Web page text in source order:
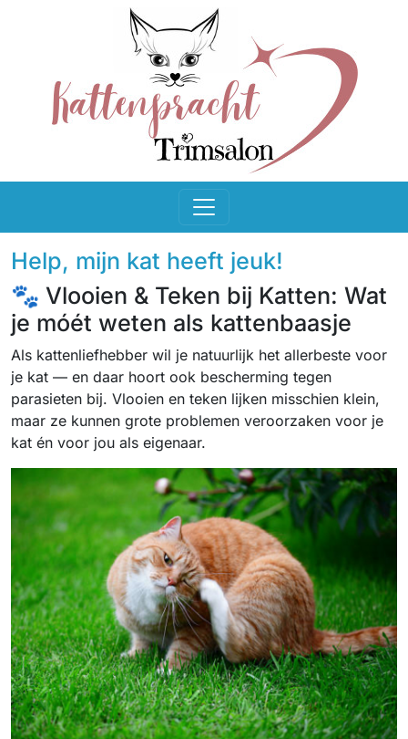
Help, mijn kat heeft jeuk!
🐾 Vlooien & Teken bij Katten: Wat
je móét weten als kattenbaasje
Als kattenliefhebber wil je natuurlijk het allerbeste voor
je kat — en daar hoort ook bescherming tegen
parasieten bij. Vlooien en teken lijken misschien klein,
maar ze kunnen grote problemen veroorzaken voor je
kat én voor jou als eigenaar.